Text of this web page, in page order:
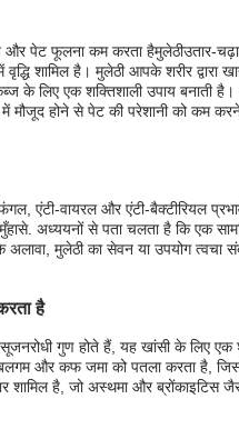
और पेट फूलना कम करता हैमुलेठीउतार-
शामिल है। मुलेठी आपके शरीर द्वारा
के लिए एक शक्तिशाली उपाय बनाती
में मौजूद होने से पेट की परेशानी को कम
एंटी-वायरल और एंटी-बैक्टीरियल
अध्ययनों से पता चलता है कि एक
मुलेठी का सेवन या उपयोग त्वचा
है
सूजनरोधी गुण होते हैं, यह खांसी के लिए एक
और कफ जमा को पतला करता है,
है, जो अस्थमा और ब्रोंकाइटिस